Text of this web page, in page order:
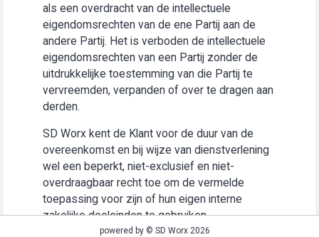
als een overdracht van de intellectuele
eigendomsrechten van de ene Partij aan de
andere Partij. Het is verboden de intellectuele
eigendomsrechten van een Partij zonder de
uitdrukkelijke toestemming van die Partij te
vervreemden, verpanden of over te dragen aan
derden.
SD Worx kent de Klant voor de duur van de
overeenkomst en bij wijze van dienstverlening
wel een beperkt, niet-exclusief en niet-
overdraagbaar recht toe om de vermelde
toepassing voor zijn of hun eigen interne
zakelijke doeleinden te gebruiken
(“Gebruiksrecht”).powered by © SD Worx 2026